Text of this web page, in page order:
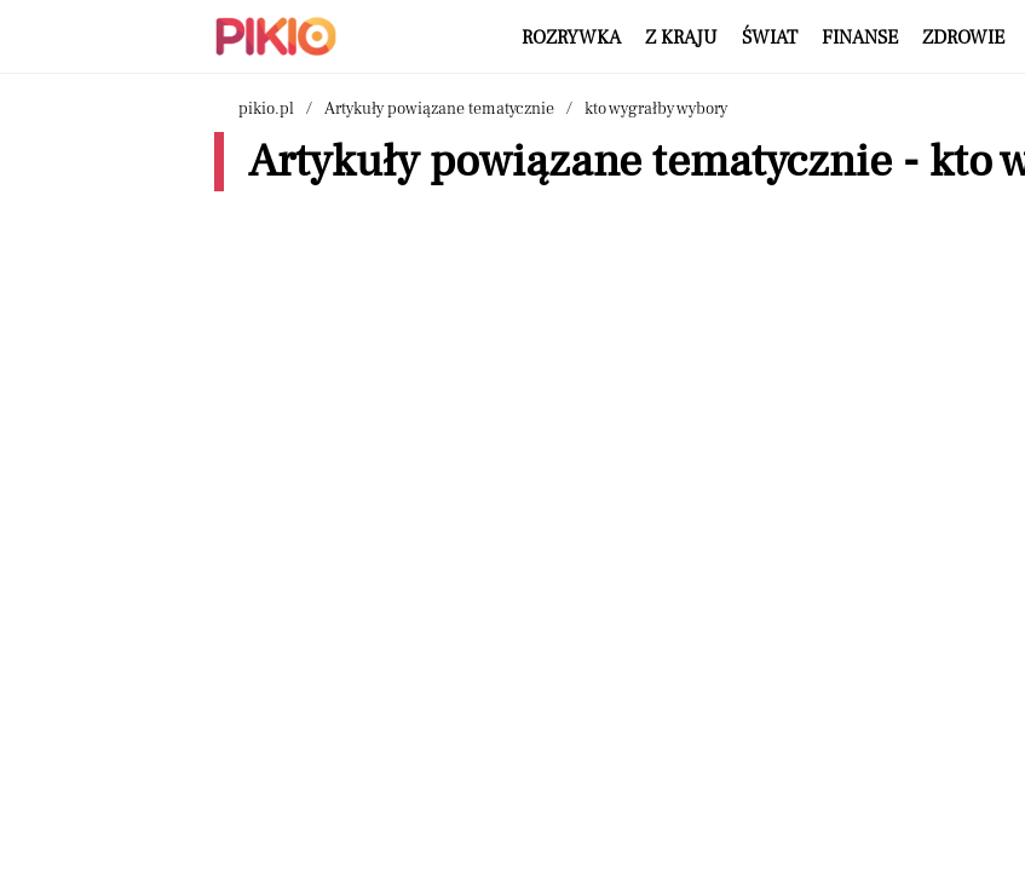
ROZRYWKA Z KRAJU ŚWIAT FINANSE ZDROWIE
pikio.pl Artykuły powiązane tematycznie kto wygrałby wybory
Artykuły powiązane tematycznie - kto